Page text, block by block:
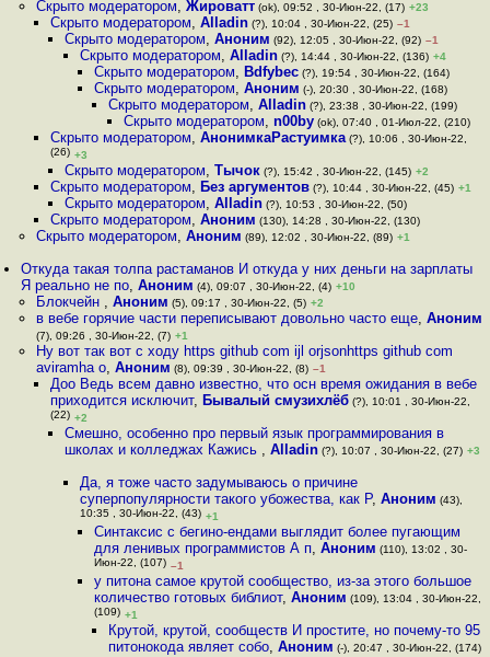
Скрыто модератором, Жироватт(ok), 09:52 , 30-Июн-22, (17) +23
Скрыто модератором, Alladin(?), 10:04 , 30-Июн-22, (25) –1
Скрыто модератором,Аноним (92), 12:05 , 30-Июн-22, (92) –1
Скрыто модератором, Alladin(?), 14:44 , 30-Июн-22, (136) +4
Скрыто модератором, Bdfybec(?), 19:54 , 30-Июн-22, (164)
Скрыто модератором, Аноним (-), 20:30 , 30-Июн-22, (168)
Скрыто модератором,Alladin (?), 23:38 , 30-Июн-22, (199)
Скрыто модератором, n00by(ok), 07:40 , 01-Июл-22, (210)
Скрыто модератором, АнонимкаРастуимка(?), 10:06 , 30-Июн-22,
(26) +3
Скрыто модератором,Тычок (?), 15:42 , 30-Июн-22, (145) +2
Скрыто модератором, Без аргументов(?), 10:44 , 30-Июн-22, (45) +1
Скрыто модератором,Alladin (?), 10:53 , 30-Июн-22, (50)
Скрыто модератором, Аноним (130), 14:28 , 30-Июн-22, (130)
Скрыто модератором, Аноним (89), 12:02 , 30-Июн-22, (89) +1
Откуда такая толпа растаманов И откуда у них деньги на зарплаты
Я реально не по,Аноним (4), 09:07 , 30-Июн-22, (4) +10
Блокчейн , Аноним (5), 09:17 , 30-Июн-22, (5) +2
в вебе горячие части переписывают довольно часто еще, Аноним
(7), 09:26 , 30-Июн-22, (7) +1
Ну вот так вот с ходу https github com ijl orjsonhttps github com
aviramha o, Аноним (8), 09:39 , 30-Июн-22, (8) –1
Доо Ведь всем давно известно, что осн время ожидания в вебе
приходится исключит, Бывалый смузихлёб(?), 10:01 , 30-Июн-22,
(22) +2
Смешно, особенно про первый язык программирования в
школах и колледжах Кажись ,Alladin (?), 10:07 , 30-Июн-22, (27) +3
Да, я тоже часто задумываюсь о причине
суперпопулярности такого убожества, как P, Аноним (43),
10:35 , 30-Июн-22, (43) +1
Синтаксис с бегино-ендами выглядит более пугающим
для ленивых программистов А п, Аноним (110), 13:02 , 30-
Июн-22, (107) –1
у питона самое крутой сообщество, из-за этого большое
количество готовых библиот, Аноним (109), 13:04 , 30-Июн-22,
(109) +1
Крутой, крутой, сообществ И простите, но почему-то 95
питонокода являет собо,Аноним (-), 20:47 , 30-Июн-22, (174)